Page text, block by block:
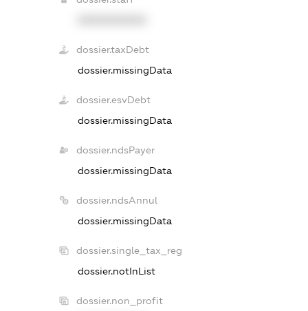
dossier.taxDebt
dossier.missingData
dossier.esvDebt
dossier.missingData
dossier.ndsPayer
dossier.missingData
dossier.ndsAnnul
dossier.missingData
dossier.single_tax_reg
dossier.notInList
dossier.non_profit